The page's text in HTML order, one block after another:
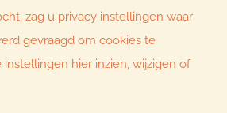
zag u privacy instellingen waar
gevraagd om cookies te
instellingen hier inzien, wijzigen of